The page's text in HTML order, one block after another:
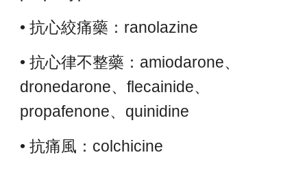
• 抗心絞痛藥：ranolazine
• 抗心律不整藥：amiodarone、
dronedarone、flecainide、
propafenone、quinidine
• 抗痛風：colchicine